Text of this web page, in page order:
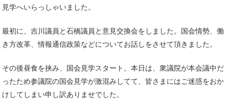
見学へいらっしゃいました。
最初に、吉川議員と石橋議員と意見交換会をしました。国会情勢、働
き方改革、情報通信政策などについてお話しをさせて頂きました。
その後昼食を挟み、国会見学スタート。本日は、衆議院が本会議中だ
ったため参議院の国会見学が激混みしてて、皆さまにはご迷惑をおか
けしてしまい申し訳ありませでした。